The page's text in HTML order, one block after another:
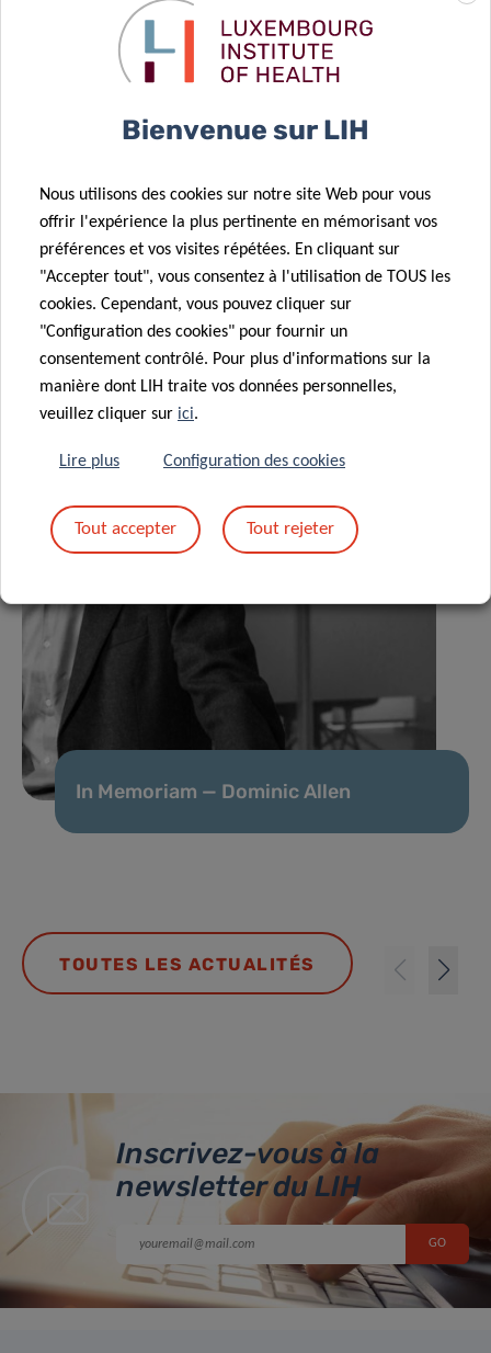
NEWSLETTER ARCHIVE
Actualités associées
In Memoriam — Dominic Allen
TOUTES LES ACTUALITÉS
Inscrivez-vous à la
newsletter du LIH
Bienvenue sur LIH
Nous utilisons des cookies sur notre site Web pour vous
offrir l'expérience la plus pertinente en mémorisant vos
préférences et vos visites répétées. En cliquant sur
"Accepter tout", vous consentez à l'utilisation de TOUS les
cookies. Cependant, vous pouvez cliquer sur
"Configuration des cookies" pour fournir un
consentement contrôlé. Pour plus d'informations sur la
manière dont LIH traite vos données personnelles,
veuillez cliquer sur ici.
Lire plus Configuration des cookies
Tout accepter Tout rejeter